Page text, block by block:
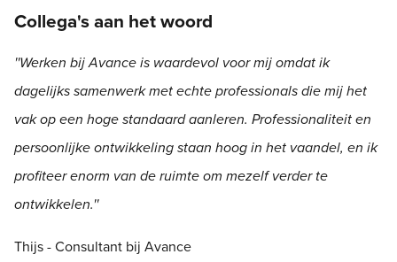
Collega's aan het woord
''Werken bij Avance is waardevol voor mij omdat ik
dagelijks samenwerk met echte professionals die mij het
vak op een hoge standaard aanleren. Professionaliteit en
persoonlijke ontwikkeling staan hoog in het vaandel, en ik
profiteer enorm van de ruimte om mezelf verder te
ontwikkelen.''
Thijs - Consultant bij Avance